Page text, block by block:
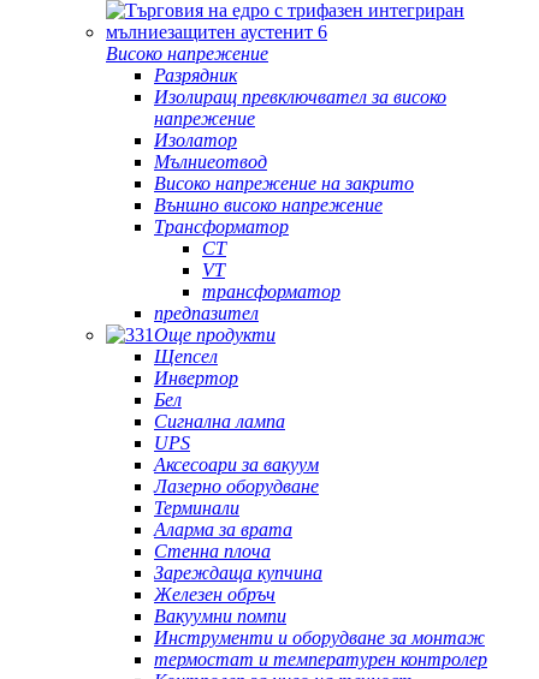
Високо напрежение
Разрядник
Изолиращ превключвател за високо
напрежение
Изолатор
Мълниеотвод
Високо напрежение на закрито
Външно високо напрежение
Трансформатор
CT
VT
трансформатор
предпазител
Още продукти
Щепсел
Инвертор
Бел
Сигнална лампа
UPS
Аксесоари за вакуум
Лазерно оборудване
Терминали
Аларма за врата
Стенна плоча
Зареждаща купчина
Железен обръч
Вакуумни помпи
Инструменти и оборудване за монтаж
термостат и температурен контролер